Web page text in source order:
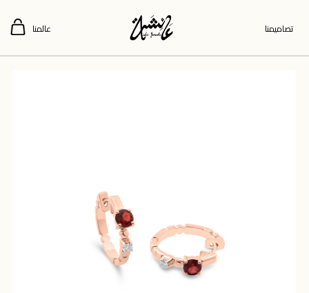
تصاميمنا عالمنا